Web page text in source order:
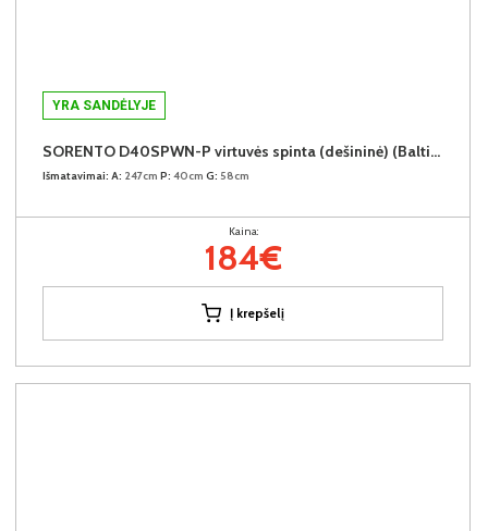
YRA SANDĖLYJE
SORENTO D40SPWN-P virtuvės spinta (dešininė) (Baltic Storm/Baltic Storm)
Išmatavimai: A: 247cm P: 40cm G: 58cm
Kaina:
184€
Į krepšelį